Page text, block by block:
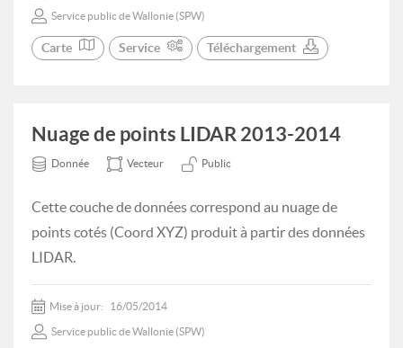
Service public de Wallonie (SPW)
Carte Service Téléchargement
Nuage de points LIDAR 2013-2014
Donnée Vecteur Public
Cette couche de données correspond au nuage de
points cotés (Coord XYZ) produit à partir des données
LIDAR.
Mise à jour: 16/05/2014
Service public de Wallonie (SPW)